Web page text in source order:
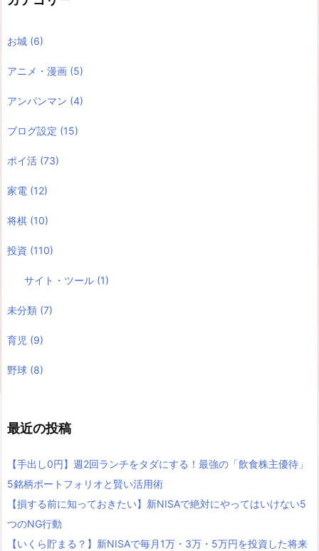
お城 (6)
アニメ・漫画 (5)
アンパンマン (4)
ブログ設定 (15)
ポイ活 (73)
家電 (12)
将棋 (10)
投資 (110)
サイト・ツール (1)
未分類 (7)
育児 (9)
野球 (8)
最近の投稿
【手出し0円】週2回ランチをタダにする！最強の「飲食株主優待」
5銘柄ポートフォリオと賢い活用術
【損する前に知っておきたい】新NISAで絶対にやってはいけない5
つのNG行動
【いくら貯まる？】新NISAで毎月1万・3万・5万円を投資した将来